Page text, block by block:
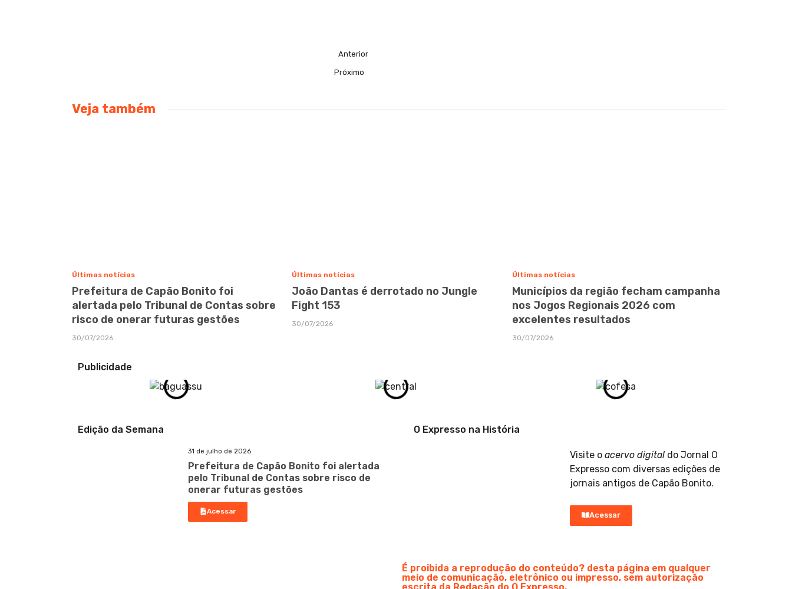
Anterior
Próximo
Veja também
Últimas notícias
Prefeitura de Capão Bonito foi
alertada pelo Tribunal de Contas sobre
risco de onerar futuras gestões
30/07/2026
Últimas notícias
João Dantas é derrotado no Jungle
Fight 153
30/07/2026
Últimas notícias
Municípios da região fecham campanha
nos Jogos Regionais 2026 com
excelentes resultados
30/07/2026
Publicidade
Edição da Semana
31 de julho de 2026
Prefeitura de Capão Bonito foi alertada
pelo Tribunal de Contas sobre risco de
onerar futuras gestões
Acessar
O Expresso na História
Visite o acervo digital do Jornal O
Expresso com diversas edições de
jornais antigos de Capão Bonito.
Acessar
É proibida a reprodução do conteúdo? desta página em qualquer
meio de comunicação, eletrônico ou impresso, sem autorização